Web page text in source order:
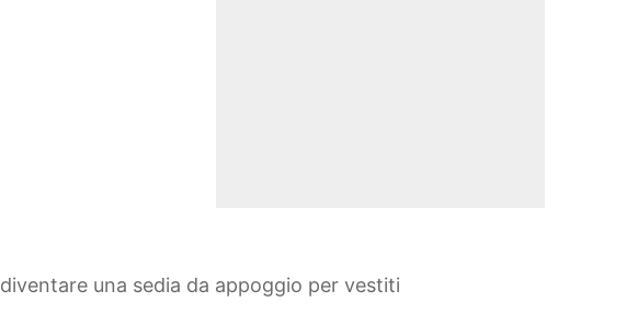
una sedia da appoggio per vestiti